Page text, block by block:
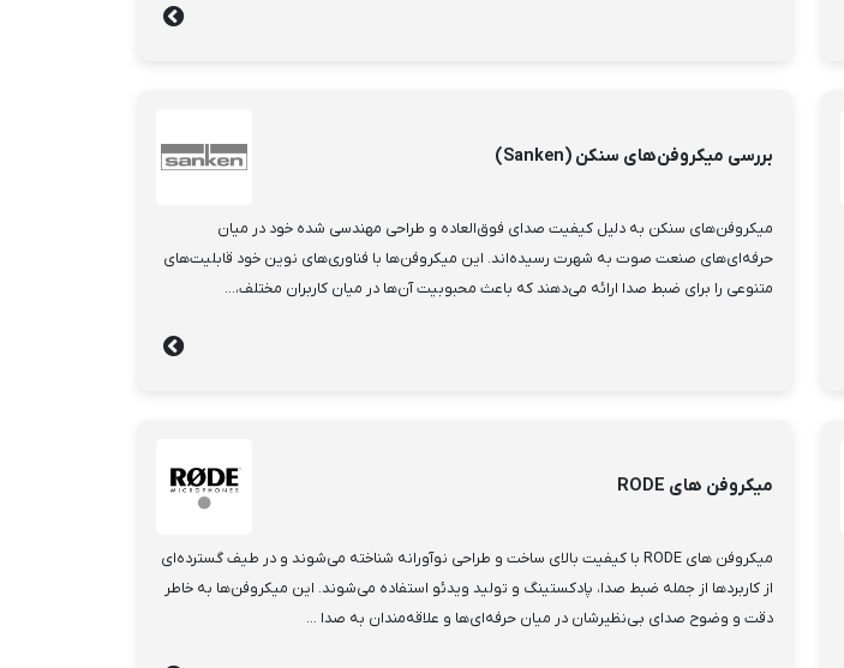
بررسی میکروفن‌های سنکن (Sanken)
میکروفن‌های سنکن به دلیل کیفیت صدای فوق‌العاده و طراحی مهندسی شده خود در میان
حرفه‌ای‌های صنعت صوت به شهرت رسیده‌اند. این میکروفن‌ها با فناوری‌های نوین خود قابلیت‌های
متنوعی را برای ضبط صدا ارائه می‌دهند که باعث محبوبیت آن‌ها در میان کاربران مختلف،...
میکروفن های RODE
میکروفن های RODE با کیفیت بالای ساخت و طراحی نوآورانه شناخته می‌شوند و در طیف گسترده‌ای
از کاربردها از جمله ضبط صدا، پادکستینگ و تولید ویدئو استفاده می‌شوند. این میکروفن‌ها به خاطر
دقت و وضوح صدای بی‌نظیرشان در میان حرفه‌ای‌ها و علاقه‌مندان به صدا ...